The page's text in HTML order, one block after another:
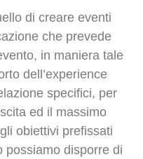
di creare eventi
che prevede
in maniera tale
dell’experience
specifici, per
ed il massimo
obiettivi prefissati
possiamo disporre di